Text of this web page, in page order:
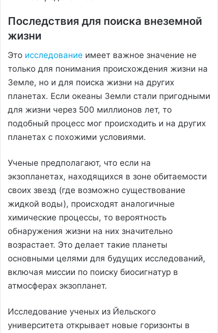
Последствия для поиска внеземной
жизни
Это исследование имеет важное значение не
только для понимания происхождения жизни на
Земле, но и для поиска жизни на других
планетах. Если океаны Земли стали пригодными
для жизни через 500 миллионов лет, то
подобный процесс мог происходить и на других
планетах с похожими условиями.
Ученые предполагают, что если на
экзопланетах, находящихся в зоне обитаемости
своих звезд (где возможно существование
жидкой воды), происходят аналогичные
химические процессы, то вероятность
обнаружения жизни на них значительно
возрастает. Это делает такие планеты
основными целями для будущих исследований,
включая миссии по поиску биосигнатур в
атмосферах экзопланет.
Исследование ученых из Йельского
университета открывает новые горизонты в